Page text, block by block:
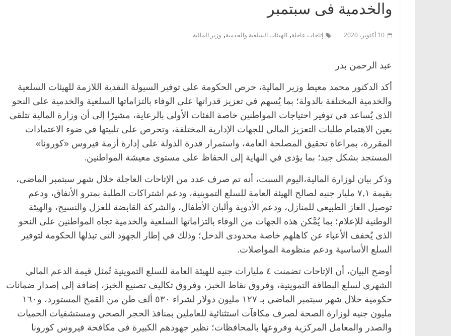
والخدمية فى سبتمبر
10 أكتوبر، 2020 إتاحات عاجلة, الهيئات السلعية والخدمية, وزير المالية
عبد الرحمن بدر
أكد الدكتور محمد معيط وزير المالية، حرص الحكومة على توفير السيولة النقدية اللازمة للهيئات السلعية
والخدمية المختلفة بالدولة؛ بما يُسهم في تعزيز قدراتها على الوفاء بالتزاماتها السلعية والخدمية على النحو
الذى يُساعد في توفير احتياجات المواطنين خاصة الفئات الأولى بالرعاية، مشيرًا إلى أن وزارة المالية تتلقى
بعين الاهتمام طلبات التعزيز المالي للجهات الإدارية المختلفة، وتحرص على تلبيتها في ضوء الاعتمادات
المقررة، بمراعاة تحقيق المصلحة العامة، واستمرار قدرة الدولة على إدارة أزمة فيروس «كورونا»
المستجد بشكل جيد؛ بما يؤدى في النهاية إلى الحفاظ على مستوى معيشة المواطنين.
وذكر بيان لوزارة المالية،اليوم السبت، أنه تم صرف عدد من الإتاحات العاجلة خلال شهر سبتمبر الماضى،
بقيمة ٧,١ مليار جنيه لصالح الهيئة العامة للسلع التموينية، ودعم اشتراكات الطلبة بمترو الأنفاق، ودعم
توصيل الغاز الطبيعي للمنازل، ودعم الأدوية وألبان الأطفال، والشركة القابضة للغزل والنسيج، والهيئة
الوطنية للإعلام؛ بما يُمَّكن هذه الجهات من الوفاء بالتزاماتها السلعية والخدمية تجاه المواطنين على النحو
الذى يُخفف الأعباء عن كاهلهم خاصة محدودى الدخل؛ وذلك في إطار الجهود التى تبذلها الحكومة لتوفير
السلع الأساسية ودعم منظومة المواصلات.
أوضح البيان، أن الإتاحات تضمنت ٤ مليارات جنيه للهيئة العامة للسلع التموينية تُمثل قيمة الدعم المالي
الشهري لسلع البطاقة التموينية، وفروق نقاط الخبز، وفروق تكاليف تصنيع الخبز، إضافة إلى إصدار ضمانات
حكومية خلال شهر سبتمبر الماضي بـ ١٢٧ مليون دولار لشراء ٥٣٠ ألف طن من القمح المستورد، و١٦٠
مليون جنيه لوزارة الصحة لصرف مكافآت استثنائية للعاملين بمنافذ الحجر الصحي ومستشفيات الحميات
والصدر والمعامل المركزية وفروعها بالمحافظات؛ نظير جهودهم الكبيرة فى مكافحة فيروس كورونا
الرئيسية مصر ناس وناس
مقعد شاغر على مائدة الإفطار.. يحيى
حسين عبدالهادي فارس مقاومة
(بروفايل)
21 فبراير، 2026
الرئيسية مصر ناس وناس
في ذكرى رحيله.. د. نور فرحات فقيه
للحرية (بروفايل)
26 يناير، 2026
فاروق.. خبير اقتصادي